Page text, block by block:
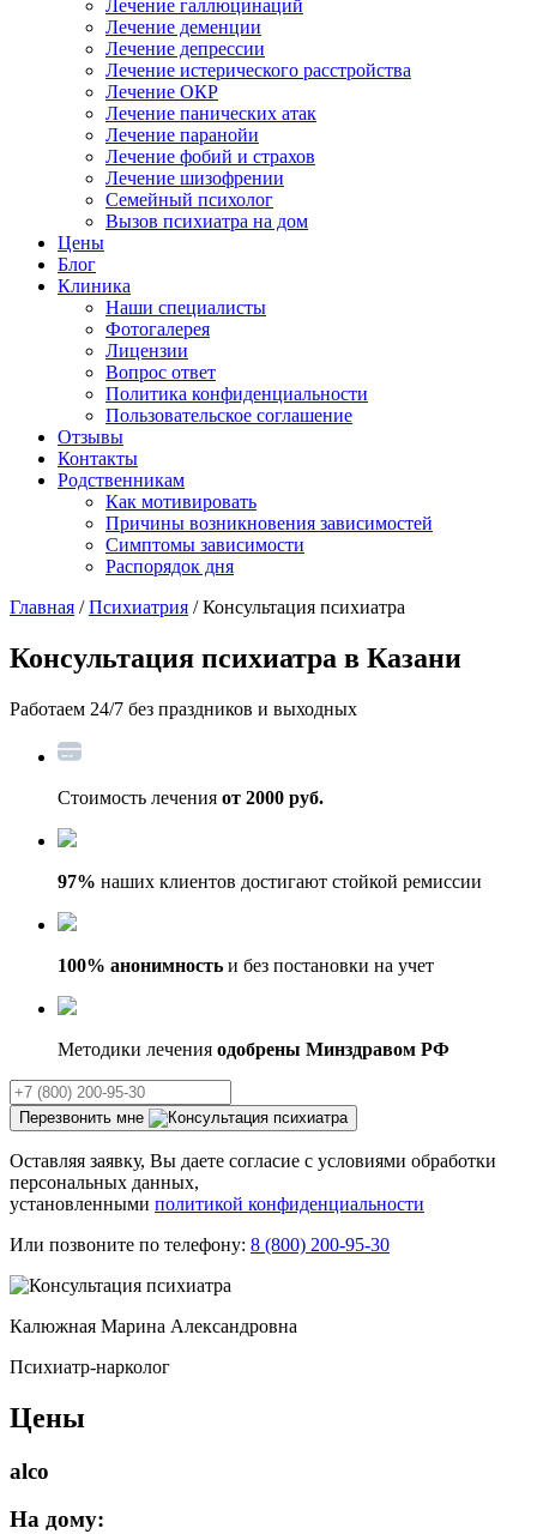
Лечение галлюцинаций
Лечение деменции
Лечение депрессии
Лечение истерического расстройства
Лечение ОКР
Лечение панических атак
Лечение паранойи
Лечение фобий и страхов
Лечение шизофрении
Семейный психолог
Вызов психиатра на дом
Цены
Блог
Клиника
Наши специалисты
Фотогалерея
Лицензии
Вопрос ответ
Политика конфиденциальности
Пользовательское соглашение
Отзывы
Контакты
Родственникам
Как мотивировать
Причины возникновения зависимостей
Симптомы зависимости
Распорядок дня
Главная /Психиатрия / Консультация психиатра
Консультация психиатра в Казани
Работаем 24/7 без праздников и выходных
Стоимость лечения от 2000 руб.
97% наших клиентов достигают стойкой ремиссии
100% анонимность и без постановки на учет
Методики лечения одобрены Минздравом РФ
Перезвонить мне
Оставляя заявку, Вы даете согласие с условиями обработки
персональных данных,
установленными политикой конфиденциальности
Или позвоните по телефону: 8 (800) 200-95-30
Калюжная Марина Александровна
Психиатр-нарколог
Цены
alco
На дому: